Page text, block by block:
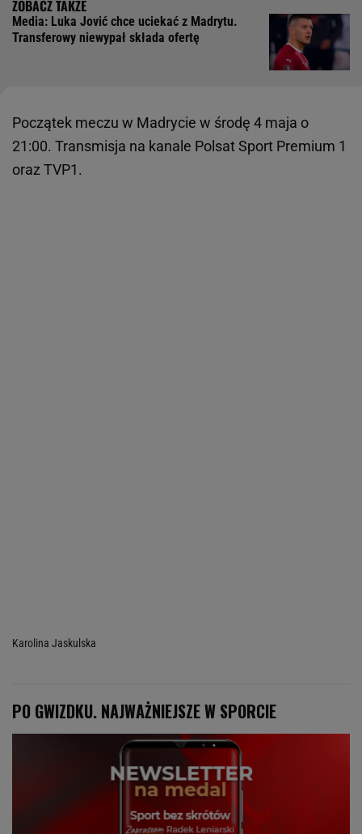
Media: Luka Jović chce uciekać z Madrytu.
Transferowy niewypał składa ofertę
Początek meczu w Madrycie w środę 4 maja o
21:00. Transmisja na kanale Polsat Sport Premium 1
oraz TVP1.
Karolina Jaskulska